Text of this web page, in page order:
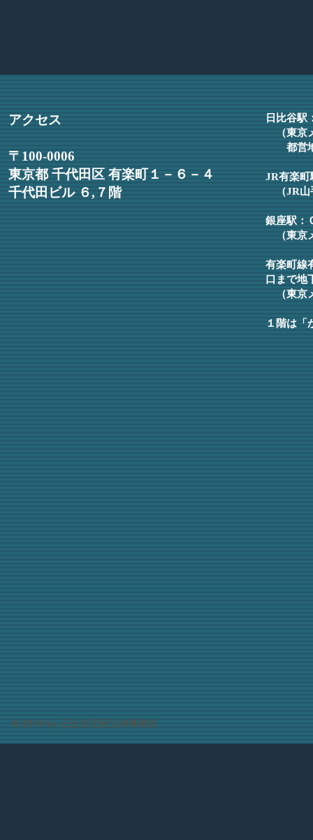
アクセス
〒100-0006
東京都 千代田区 有楽町１－６－４
千代田ビル ６,７階
日比谷駅
（東
都営地
JR有楽
（JR
銀座駅：
（東京
有楽町線
口まで地
（東
１階は「
​​​​© 2019 by 日比谷見附法律事務所